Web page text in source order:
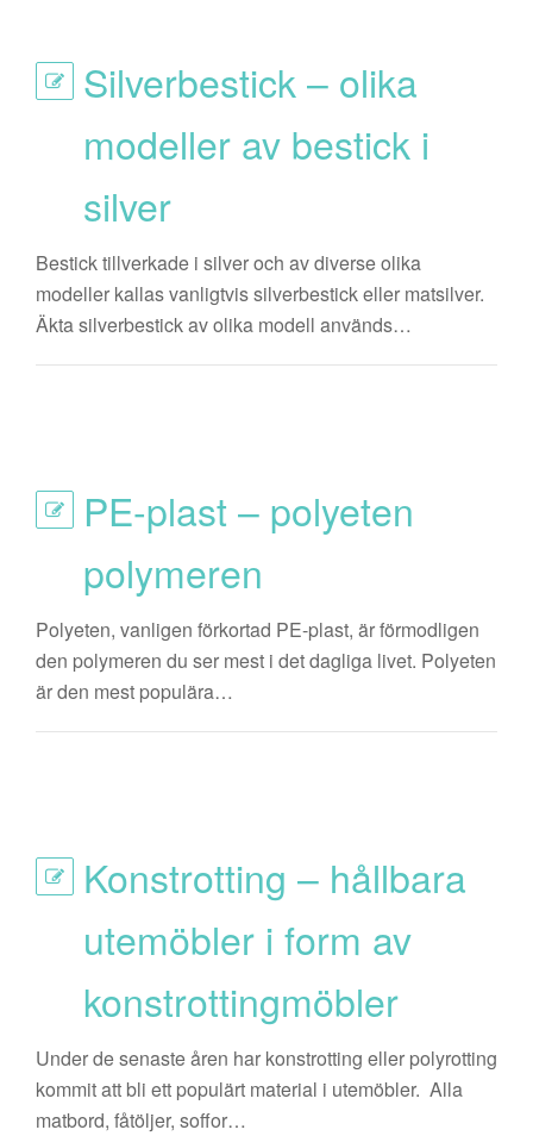
Silverbestick – olika
modeller av bestick i
silver
Bestick tillverkade i silver och av diverse olika
modeller kallas vanligtvis silverbestick eller matsilver.
Äkta silverbestick av olika modell används…
PE-plast – polyeten
polymeren
Polyeten, vanligen förkortad PE-plast, är förmodligen
den polymeren du ser mest i det dagliga livet. Polyeten
är den mest populära…
Konstrotting – hållbara
utemöbler i form av
konstrottingmöbler
Under de senaste åren har konstrotting eller polyrotting
kommit att bli ett populärt material i utemöbler. Alla
matbord, fåtöljer, soffor…